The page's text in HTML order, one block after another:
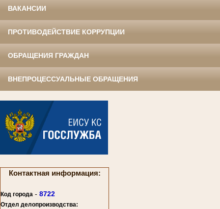
ВАКАНСИИ
ПРОТИВОДЕЙСТВИЕ КОРРУПЦИИ
ОБРАЩЕНИЯ ГРАЖДАН
ВНЕПРОЦЕССУАЛЬНЫЕ ОБРАЩЕНИЯ
Контактная информация:
Код города - 8722
Отдел делопроизводства: